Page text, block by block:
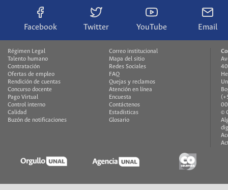
Facebook Twitter YouTube Email
Régimen Legal
Talento humano
Contratación
Ofertas de empleo
Rendición de cuentas
Concurso docente
Pago Virtual
Control interno
Calidad
Buzón de notificaciones
Correo institucional
Mapa del sitio
Redes Sociales
FAQ
Quejas y reclamos
Atención en línea
Encuesta
Contáctenos
Estadísticas
Glosario
©